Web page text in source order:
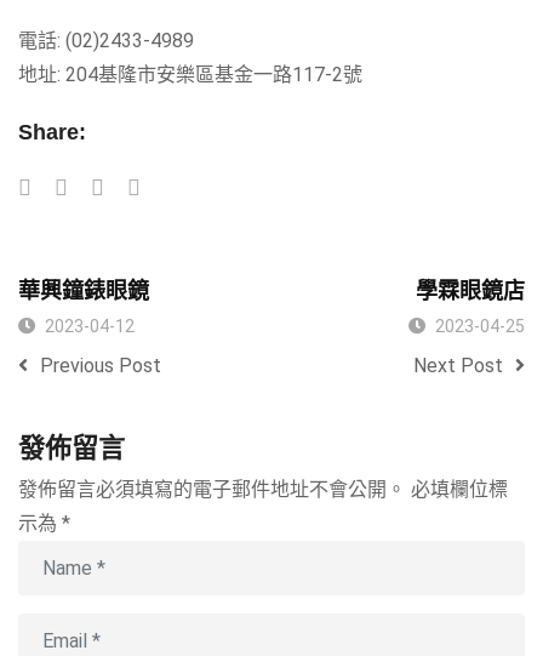
電話: (02)2433-4989
地址: 204基隆市安樂區基金一路117-2號
Share:
華興鐘錶眼鏡
2023-04-12
Previous Post
學霖眼鏡店
2023-04-25
Next Post
發佈留言
發佈留言必須填寫的電子郵件地址不會公開。 必填欄位標
示為 *